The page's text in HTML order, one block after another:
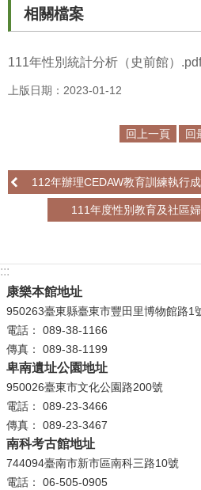
消
觀
習
我
們
便
民
服
務
性
別
平
相關檔案
111年性別統計分析（史前館）.pdf
上版日期：2023-01-12
回上一頁 回
112年辦理CEDAW教育訓練執行
111年度性別教育及社區
:::
康樂本館地址
950263臺東縣臺東市豐田里博物館路1
電話： 089-38-1166
傳真： 089-38-1199
卑南遺址公園地址
950026臺東市文化公園路200號
電話： 089-23-3466
傳真： 089-23-3467
南科考古館地址
744094臺南市新市區南科三路10號
電話： 06-505-0905